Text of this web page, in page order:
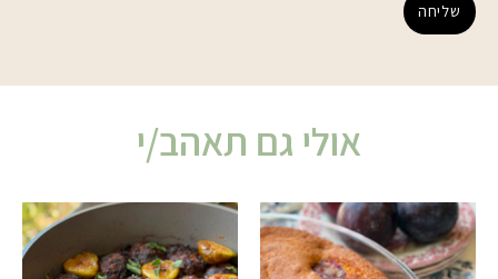
שליחה
אולי גם תאהב/י